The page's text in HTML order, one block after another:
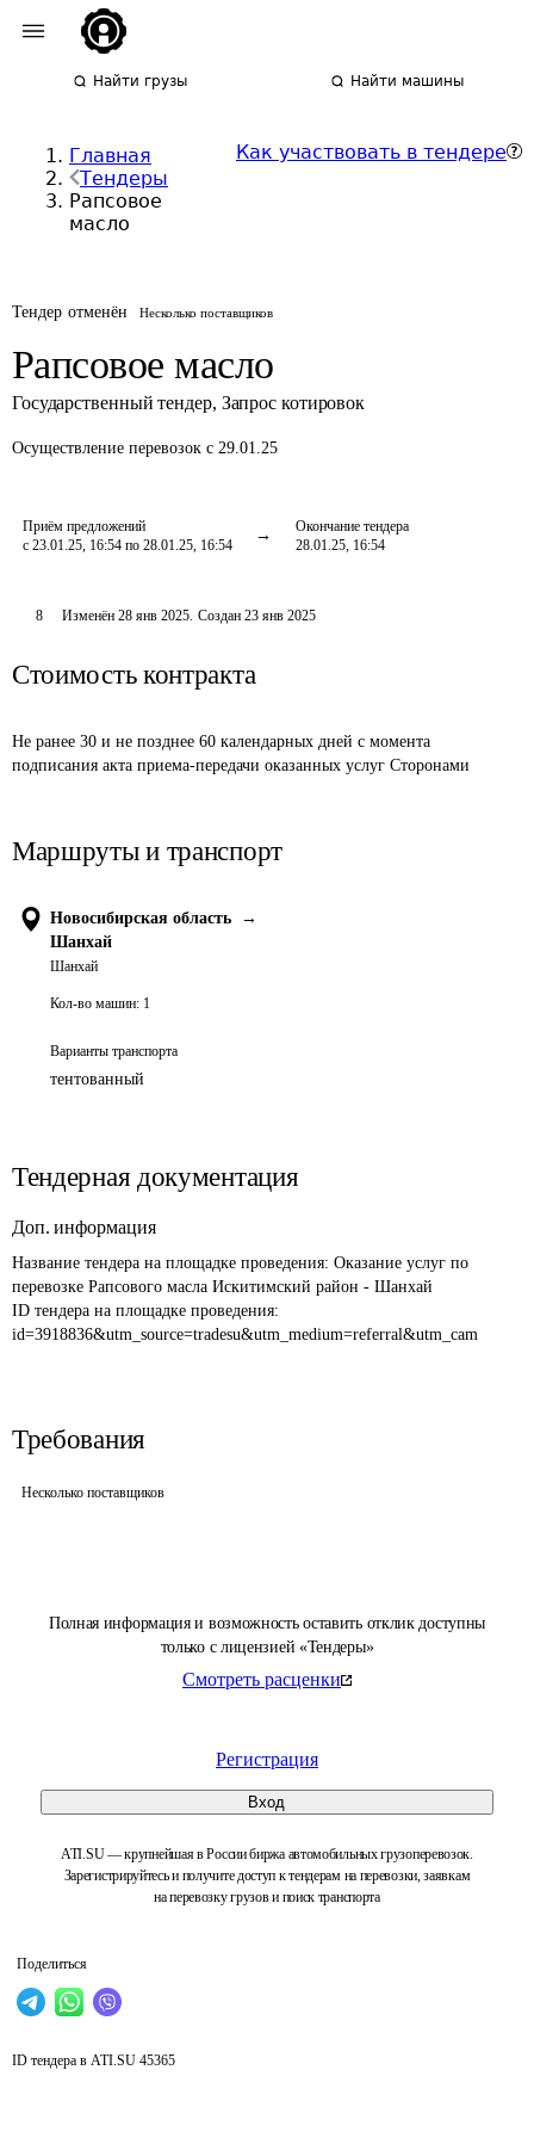
Найти грузы Найти машины
Главная
Тендеры
Рапсовое
масло
Как участвовать в тендере
Тендер отменён Несколько поставщиков
Рапсовое масло
Государственный тендер, Запрос котировок
Осуществление перевозок с 29.01.25
Приём предложений
с 23.01.25, 16:54 по 28.01.25, 16:54
Окончание тендера
28.01.25, 16:54
Полная информация и возможность оставить отклик доступны
только с лицензией «Тендеры»
Смотреть расценки
Регистрация
Вход
ATI.SU — крупнейшая в России биржа автомобильных грузоперевозок.
Зарегистрируйтесь и получите доступ к тендерам на перевозки, заявкам
на перевозку грузов и поиск транспорта
Поделиться
8 Изменён 28 янв 2025. Создан 23 янв 2025
Стоимость контракта
Не ранее 30 и не позднее 60 календарных дней с момента
подписания акта приема-передачи оказанных услуг Сторонами
Маршруты и транспорт
Новосибирская область
→
Шанхай
Шанхай
Кол-во машин: 1
Варианты транспорта
тентованный
Тендерная документация
Доп. информация
Название тендера на площадке проведения: Оказание услуг по
перевозке Рапсового масла Искитимский район - Шанхай
ID тендера на площадке проведения:
id=3918836&utm_source=tradesu&utm_medium=referral&utm_cam
Требования
Несколько поставщиков
ID тендера в ATI.SU 45365